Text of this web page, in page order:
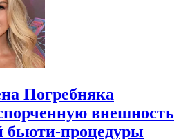
Погребняка
внешность
бьюти-процедуры